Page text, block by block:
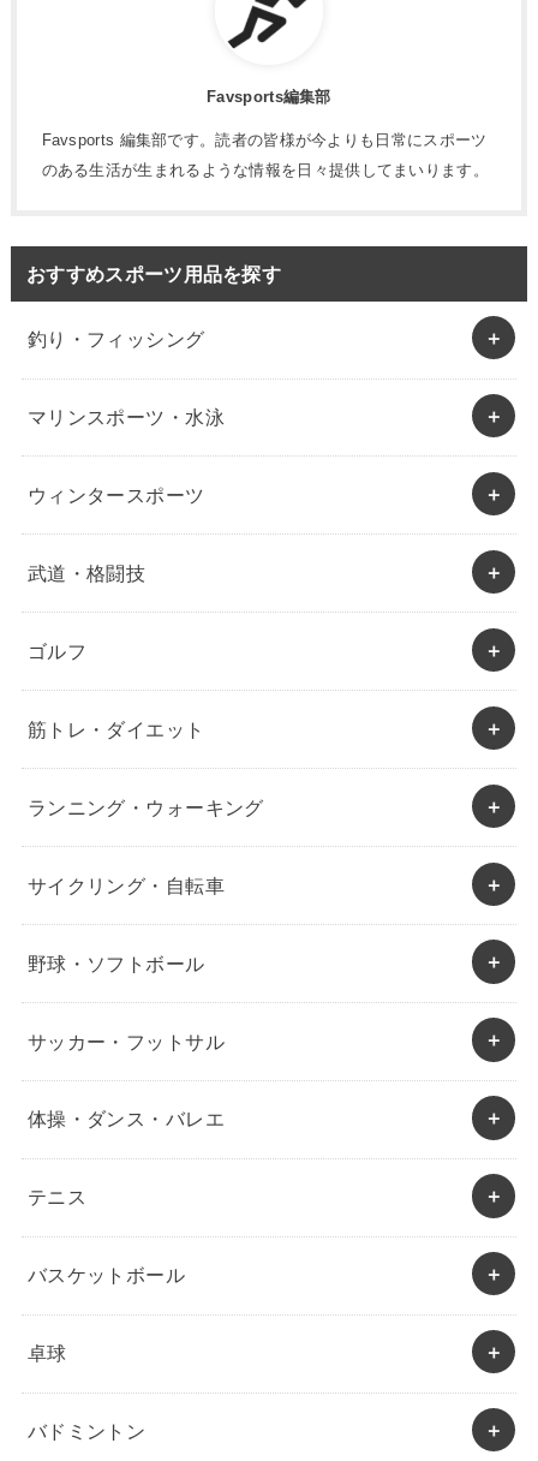
Favsports編集部
Favsports 編集部です。読者の皆様が今よりも日常にスポーツ
のある生活が生まれるような情報を日々提供してまいります。
おすすめスポーツ用品を探す
釣り・フィッシング
マリンスポーツ・水泳
ウィンタースポーツ
武道・格闘技
ゴルフ
筋トレ・ダイエット
ランニング・ウォーキング
サイクリング・自転車
野球・ソフトボール
サッカー・フットサル
体操・ダンス・バレエ
テニス
バスケットボール
卓球
バドミントン